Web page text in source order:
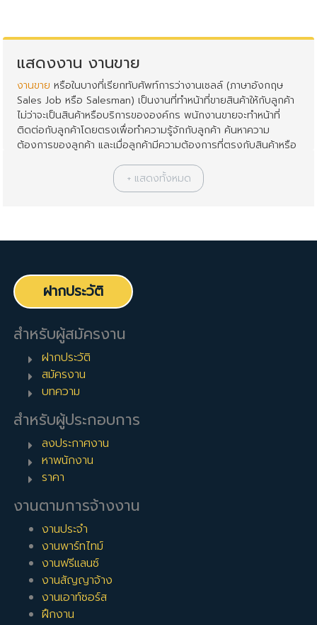
แสดงงาน งานขาย
งานขาย หรือในบางที่เรียกทับศัพท์การว่างานเซลล์ (ภาษาอังกฤษ
Sales Job หรือ Salesman) เป็นงานที่ทำหน้าที่ขายสินค้าให้กับลูกค้า
ไม่ว่าจะเป็นสินค้าหรือบริการขององค์กร พนักงานขายจะทำหน้าที่
ติดต่อกับลูกค้าโดยตรงเพื่อทำความรู้จักกับลูกค้า ค้นหาความ
ต้องการของลูกค้า และเมื่อลูกค้ามีความต้องการที่ตรงกับสินค้าหรือ
ตั้งแต่ต้นจนจบกระบวนการขาย เซลล์ที่ดีคือผู้ที่ขายสินค้าขององค์กร
ได้ในปริมาณที่สูง แต่ก็ไม่ใช่ว่าจะหลอกให้ลูกค้าซื้อ แต่การซื้อขาย
ตรวตสอบความต้องการของลูกค้า และเสนอขายสินค้า
และบริการที่ตอบโจทย์ตามความต้องการของลูกค้า เซลล์
จะมีกรรมวิธรในการหาลูกค้าเชิงรุกอยู่ในมือ อาทิเช่น ราย
ชื่อลูกค้าปัจจุบัน รายชื่อลูกค้าจากแหล่งภายนอก ไป
จนถึงการบอกต่อของลูกค้าปัจจุบัน ในบางครั้งเซลล์ก็จะ
มีเทคนิคการขายที่แตกต่างกันไปตามเฉพาะบุคคล รวมถึง
การโทรหากลุ่มลูกค้าใหม่ๆ หรือที่เรียกกันว่า Cold
Calling เพื่อทำความรู้จักกับลูกค้าใหม่ๆ และนัดหมายเพื่อ
นำเสนอสินค้าและบริการให้ ณ ออฟฟิศของลูกค้าหรือ
สถานที่ที่ลูกค้าสะดวก
พนักงานขายชิงรับ
ของลูกค้า ไม่ว่าจะเป็นทางโทรศัพท์ หรือการแชทผ่านทั้ง
แอพพลิเคชัน LINE, Facebook message หรือแชท
ผ่านระบบบนเว็บไซต์ พนักงานขายเชิงรับจะไม่ต้องออก
ไปหาลูกค้าเองเลย แต่จะให้ฝ่ายการตลาดขององค์กรเป็น
ผู้จัดทำแผนการตลาดเพื่อสื่อสารการตลาดกับลูกค้า และ
ลูกค้าจะเป็นผู้ติดต่อติดต่อเข้ามาเอง ผ่านทางเซลล์ ซึ่งก็
จะเสนอขายสินค้าและปิดการขายต่อไป
รายรับของเซลล์
รายรับของเซล์จะเข้ามาจากหลายทางด้วยกัน และจะแตกต่างกันตาม
ฝากประวัติ
สำหรับผู้สมัครงาน
ฝากประวัติ
สมัครงาน
บทความ
สำหรับผู้ประกอบการ
ลงประกาศงาน
หาพนักงาน
ราคา
งานตามการจ้างงาน
งานประจำ
งานพาร์ทไทม์
งานฟรีแลนซ์
งานสัญญาจ้าง
งานเอาท์ซอร์ส
ฝึกงาน